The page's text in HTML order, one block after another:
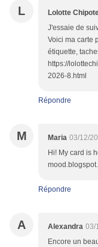
L Lolotte
J'essaie de
Voici ma carte
étiquette,
https://
2026-8.html
Répondre
M Maria 03/12/
Hi! My card is
Répondre
A Alexandra 03/
Encore un